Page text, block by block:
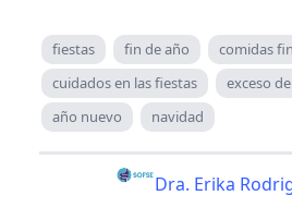
fiestas fin de año
comidas
cuidados en las fiestas
exceso
año nuevo
navidad
Dra. Erika